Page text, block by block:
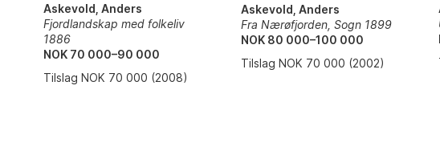
Askevold, Anders
Fjordlandskap med folkeliv
1886
NOK 70 000–90 000
Tilslag NOK 70 000 (2008)
Askevold, Anders
Fra Nærøfjorden, Sogn 1899
NOK 80 000–100 000
Tilslag NOK 70 000 (2002)